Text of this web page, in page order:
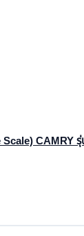
Scale) CAMRY